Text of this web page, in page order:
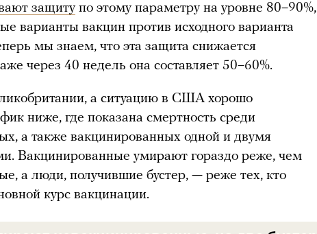
защитупо этому параметру на уровне 80–90%,
варианты вакцин против исходного варианта
мы знаем, что эта защита снижается
через 40 недель она составляет 50–60%.
а ситуацию в США хорошо
ниже, где показана смертность среди
а также вакцинированных одной и двумя
Вакцинированные умирают гораздо реже, чем
а люди, получившие бустер, — реже тех, кто
курс вакцинации.